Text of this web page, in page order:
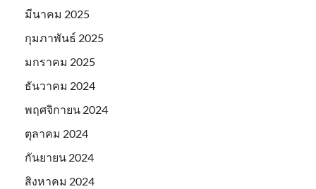
มีนาคม 2025
กุมภาพันธ์ 2025
มกราคม 2025
ธันวาคม 2024
พฤศจิกายน 2024
ตุลาคม 2024
กันยายน 2024
สิงหาคม 2024